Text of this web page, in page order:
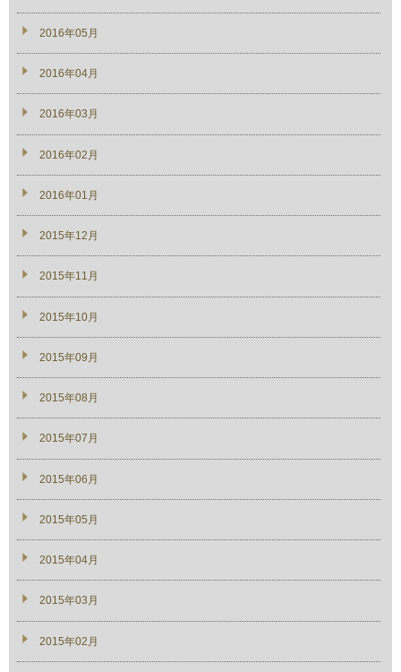
2016年05月
2016年04月
2016年03月
2016年02月
2016年01月
2015年12月
2015年11月
2015年10月
2015年09月
2015年08月
2015年07月
2015年06月
2015年05月
2015年04月
2015年03月
2015年02月